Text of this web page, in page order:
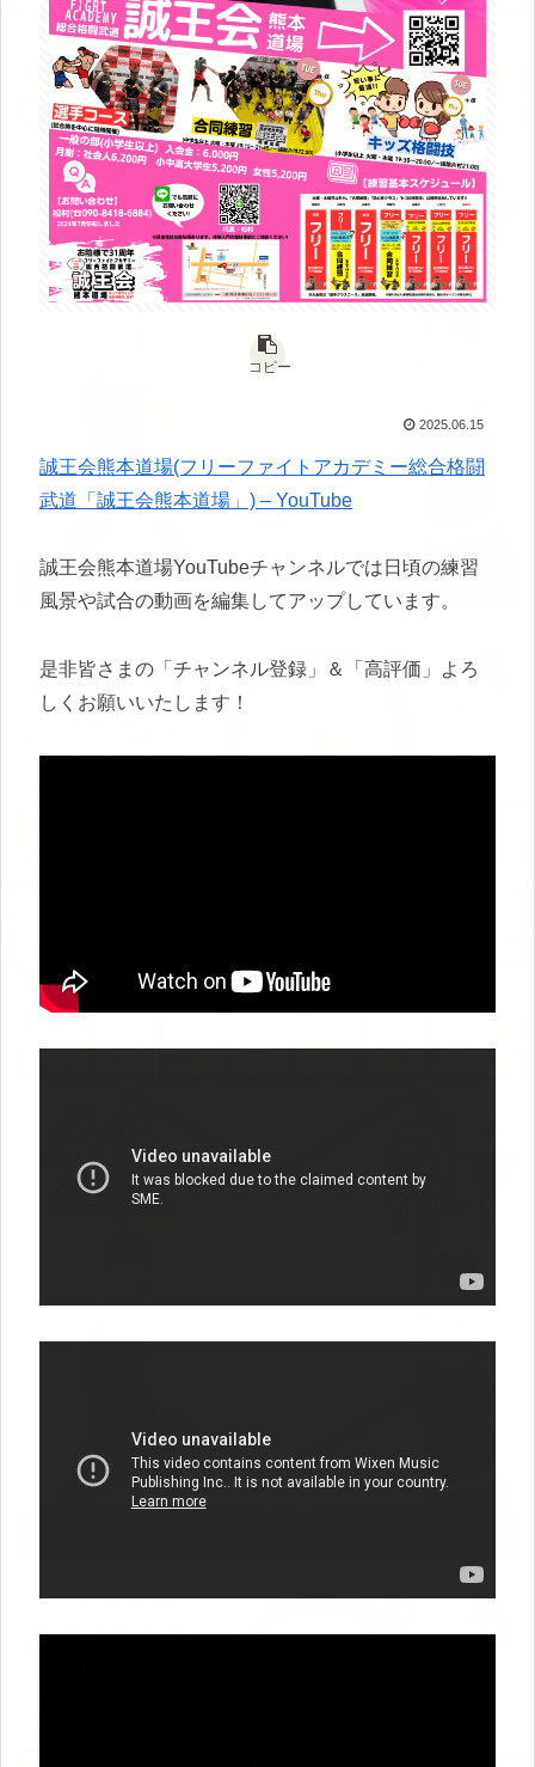
コピー
2025.06.15
誠王会熊本道場(フリーファイトアカデミー総合格闘
武道「誠王会熊本道場」) – YouTube
誠王会熊本道場YouTubeチャンネルでは日頃の練習
風景や試合の動画を編集してアップしています。
是非皆さまの「チャンネル登録」＆「高評価」よろ
しくお願いいたします！